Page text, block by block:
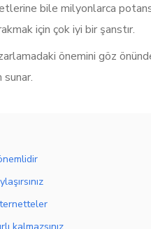
bile milyonlarca
için çok iyi bir şanstır.
önemini göz